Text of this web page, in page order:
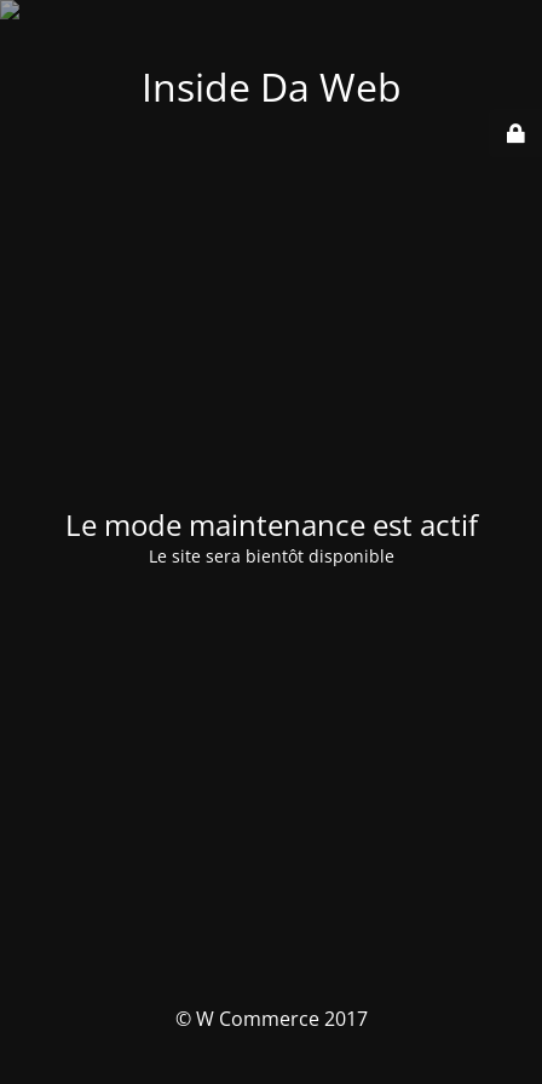
Inside Da Web
Le mode maintenance est actif
Le site sera bientôt disponible
© W Commerce 2017